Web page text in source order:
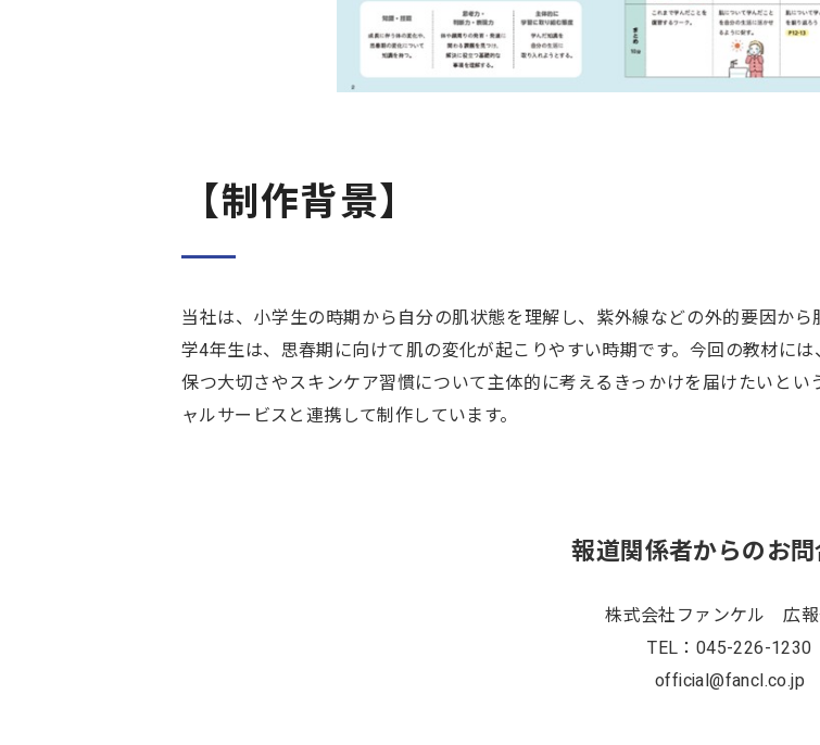
【制作背景】
当社は、小学生の時期から自分の肌状態を理解し、紫外線などの外的要因か
学4年生は、思春期に向けて肌の変化が起こりやすい時期です。今回の教材に
保つ大切さやスキンケア習慣について主体的に考えるきっかけを届けたいと
ャルサービスと連携して制作しています。
報道関係者からのお
株式会社ファンケル 広
TEL：045-226-1230
official@fancl.co.jp